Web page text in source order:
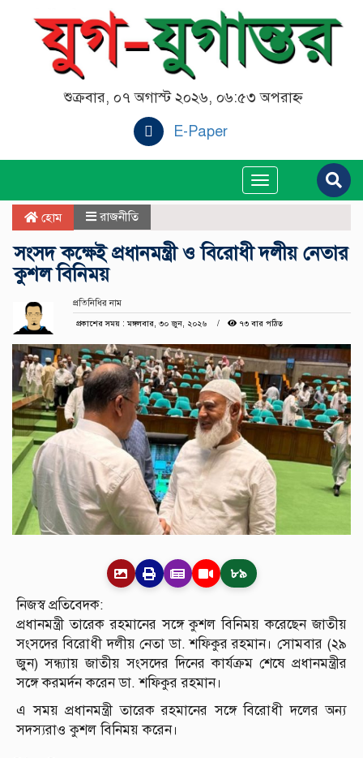
শুক্রবার, ০৭ অগাস্ট ২০২৬, ০৬:৫৩ অপরাহ্ন
E-Paper
Toggle
navigation
হোম রাজনীতি
সংসদ কক্ষেই প্রধানমন্ত্রী ও বিরোধী দলীয় নেতার
কুশল বিনিময়
প্রতিনিধির নাম
প্রকাশের সময় : মঙ্গলবার, ৩০ জুন, ২০২৬
৭৩ বার পঠিত
৮৯
নিজস্ব প্রতিবেদক:
প্রধানমন্ত্রী তারেক রহমানের সঙ্গে কুশল বিনিময় করেছেন জাতীয়
সংসদের বিরোধী দলীয় নেতা ডা. শফিকুর রহমান। সোমবার (২৯
জুন) সন্ধ্যায় জাতীয় সংসদের দিনের কার্যক্রম শেষে প্রধানমন্ত্রীর
সঙ্গে করমর্দন করেন ডা. শফিকুর রহমান।
এ সময় প্রধানমন্ত্রী তারেক রহমানের সঙ্গে বিরোধী দলের অন্য
সদস্যরাও কুশল বিনিময় করেন।